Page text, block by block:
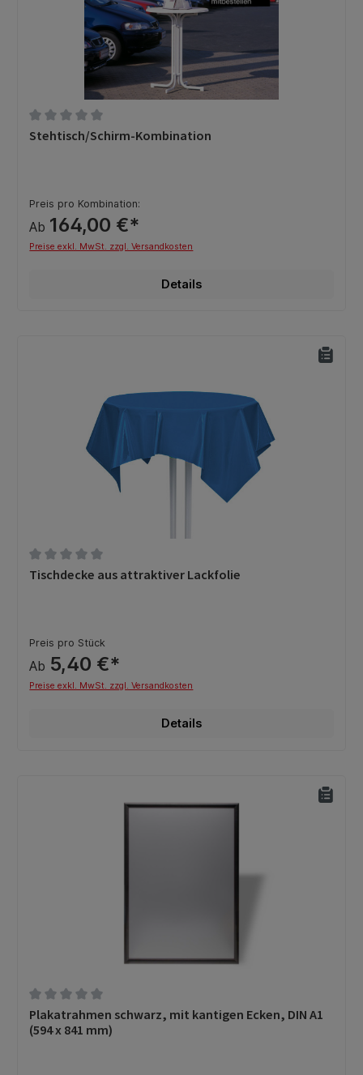
Durchschnittliche Bewertung von 0 von 5 Sternen
Stehtisch/Schirm-Kombination
Preis pro Kombination:
Ab 164,00 €*
Preise exkl. MwSt. zzgl. Versandkosten
Details
Durchschnittliche Bewertung von 0 von 5 Sternen
Tischdecke aus attraktiver Lackfolie
Preis pro Stück
Ab 5,40 €*
Preise exkl. MwSt. zzgl. Versandkosten
Details
Durchschnittliche Bewertung von 0 von 5 Sternen
Plakatrahmen schwarz, mit kantigen Ecken, DIN A1
(594 x 841 mm)